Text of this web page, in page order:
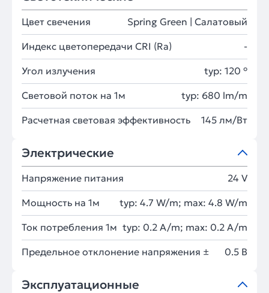
Цвет свечения Spring Green | Салатовый
Индекс цветопередачи CRI (Ra) -
Угол излучения typ: 120 °
Световой поток на 1м typ: 680 lm/m
Расчетная световая эффективность 145 лм/Вт
Электрические
Напряжение питания 24 V
Мощность на 1м typ: 4.7 W/m; max: 4.8 W/m
Ток потребления 1м typ: 0.2 A/m; max: 0.2 A/m
Предельное отклонение напряжения ± 0.5 В
Эксплуатационные